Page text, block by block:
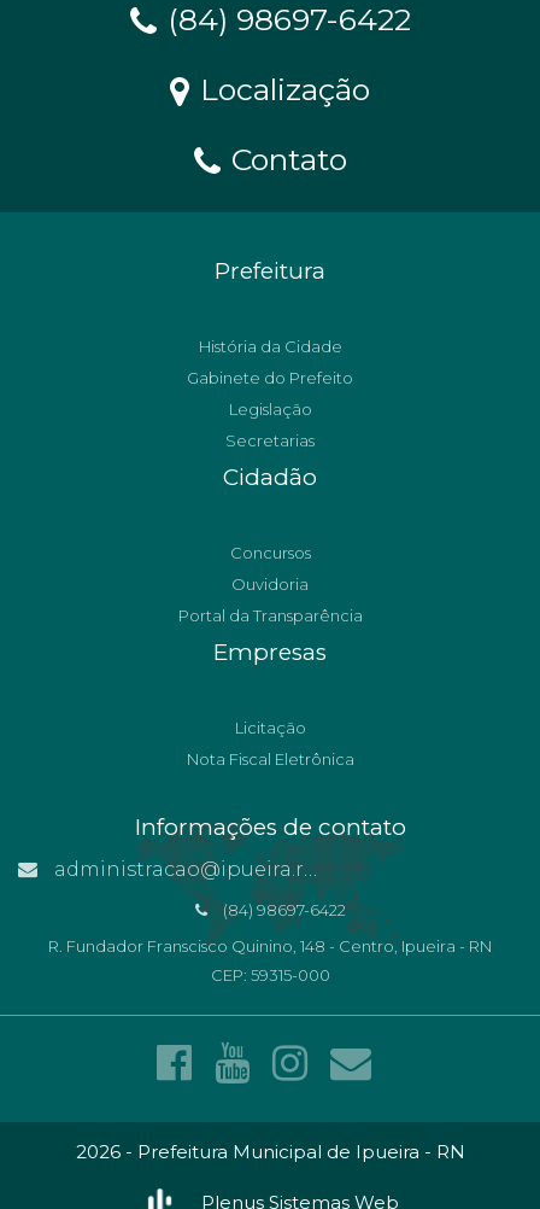
(84) 98697-6422
Localização
Contato
Prefeitura
História da Cidade
Gabinete do Prefeito
Legislação
Secretarias
Cidadão
Concursos
Ouvidoria
Portal da Transparência
Empresas
Licitação
Nota Fiscal Eletrônica
Informações de contato
administracao@ipueira.rn.gov.br
(84) 98697-6422
R. Fundador Franscisco Quinino, 148 - Centro, Ipueira - RN
CEP: 59315-000
2026 - Prefeitura Municipal de Ipueira - RN
Plenus Sistemas Web